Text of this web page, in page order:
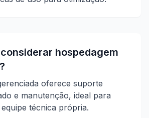
hospedagem
oferece suporte
e manutenção, ideal para
técnica própria.